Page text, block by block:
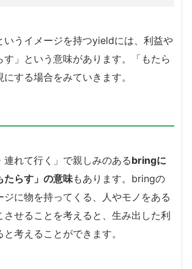
いうイメージを持つyieldには、利益や
す」という意味があります。「もたら
する場合をみていきます。
連れて行く」で親しみのあるbringに
たらす」の意味もあります。bringの
ジに物を持ってくる、人やモノをある
させることを考えると、生み出した利
考えることができます。